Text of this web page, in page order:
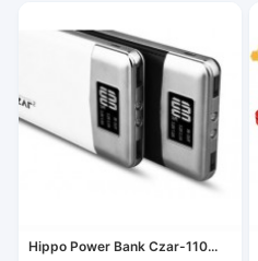
Hippo Power Bank Czar-110...